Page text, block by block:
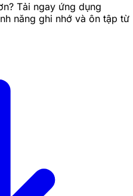
Tải ngay ứng dụng
năng ghi nhớ và ôn tập từ